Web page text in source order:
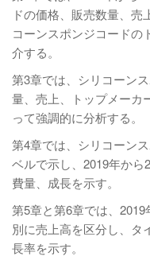
ドの価格、販売数量、売
コーンスポンジコードの
介する。
第3章では、シリコーン
量、売上、トップメーカ
って強調的に分析する。
第4章では、シリコーン
ベルで示し、2019年か
費量、成長を示す。
第5章と第6章では、
別に売上高を区分し、タ
長率を示す。